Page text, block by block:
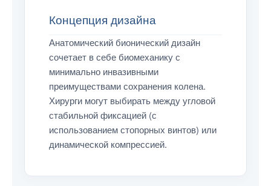
Концепция дизайна
Анатомический бионический дизайн
сочетает в себе биомеханику с
минимально инвазивными
преимуществами сохранения колена.
Хирурги могут выбирать между угловой
стабильной фиксацией (с
использованием стопорных винтов) или
динамической компрессией.